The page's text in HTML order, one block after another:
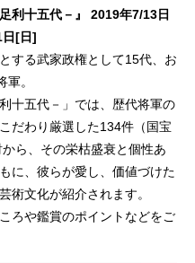
利十五代－』 2019年7/13日
[日]
する武家政権として15代、お
。
十五代－」では、歴代将軍の
だわり厳選した134件（国宝
ら、その栄枯盛衰と個性あ
に、彼らが愛し、価値づけた
術文化が紹介されます。
ろや鑑賞のポイントなどをご